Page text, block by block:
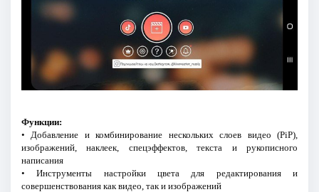
Функции:
• Добавление и комбинирование нескольких слоев видео (PiP),
изображений, наклеек, спецэффектов, текста и рукописного
написания
• Инструменты настройки цвета для редактирования и
совершенствования как видео, так и изображений